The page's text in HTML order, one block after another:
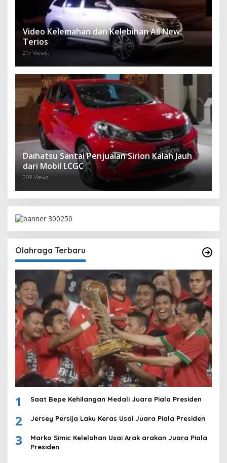
Video Kelemahan dan Kelebihan All New
Terios
217 Views
Daihatsu Santai Penjualan Sirion Kalah Jauh
dari Mobil LCGC
209 Views
Olahraga Terbaru
1 Saat Bepe Kehilangan Medali Juara Piala Presiden
2 Jersey Persija Laku Keras Usai Juara Piala Presiden
3
Marko Simic Kelelahan Usai Arak arakan Juara Piala
Presiden